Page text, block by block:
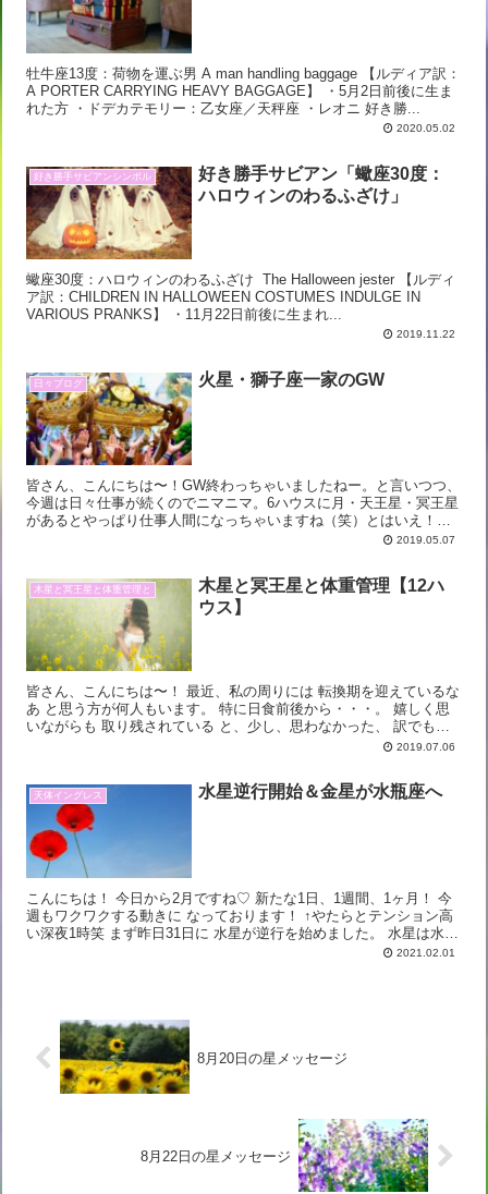
牡牛座13度：荷物を運ぶ男 A man handling baggage 【ルディア訳：
A PORTER CARRYING HEAVY BAGGAGE】 ・5月2日前後に生ま
れた方 ・ドデカテモリー：乙女座／天秤座 ・レオニ 好き勝...
2020.05.02
好き勝手サビアンシンボル
好き勝手サビアン「蠍座30度：
ハロウィンのわるふざけ」
蠍座30度：ハロウィンのわるふざけ The Halloween jester 【ルディ
ア訳：CHILDREN IN HALLOWEEN COSTUMES INDULGE IN
VARIOUS PRANKS】 ・11月22日前後に生まれ...
2019.11.22
日々ブログ 火星・獅子座一家のGW
皆さん、こんにちは〜！GW終わっちゃいましたねー。と言いつつ、
今週は日々仕事が続くのでニマニマ。6ハウスに月・天王星・冥王星
があるとやっぱり仕事人間になっちゃいますね（笑）とはいえ！私
は5ハウスが強いので遊びも大事なのです。さらに我が家は親...
2019.05.07
木星と冥王星と体重管理と
木星と冥王星と体重管理【12ハ
ウス】
皆さん、こんにちは〜！ 最近、私の周りには 転換期を迎えているな
あ と思う方が何人もいます。 特に日食前後から・・・。 嬉しく思
いながらも 取り残されている と、少し、思わなかった、 訳でも、
2019.07.06
天体イングレス 水星逆行開始＆金星が水瓶座へ
こんにちは！ 今日から2月ですね♡ 新たな1日、1週間、1ヶ月！ 今
週もワクワクする動きに なっております！ ↑やたらとテンション高
い深夜1時笑 まず昨日31日に 水星が逆行を始めました。 水星は水瓶
2021.02.01
8月20日の星メッセージ
8月22日の星メッセージ